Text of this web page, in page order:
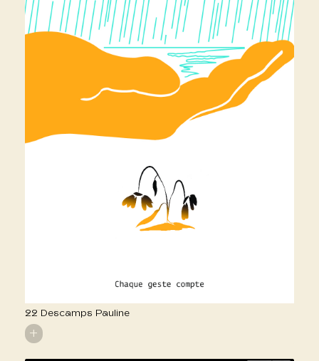
22 Descamps Pauline
+